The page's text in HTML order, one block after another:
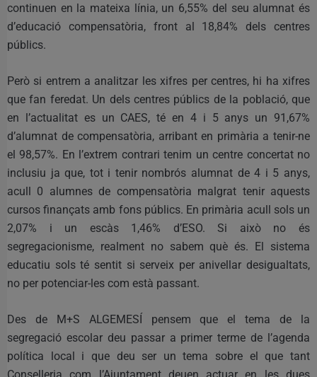
continuen en la mateixa línia, un 6,55% del seu alumnat és
d’educació compensatòria, front al 18,84% dels centres
públics.
Però si entrem a analitzar les xifres per centres, hi ha xifres
que fan feredat. Un dels centres públics de la població, que
en l’actualitat es un CAES, té en 4 i 5 anys un 91,67%
d’alumnat de compensatòria, arribant en primària a tenir-ne
el 98,57%. En l’extrem contrari tenim un centre concertat no
inclusiu ja que, tot i tenir nombrós alumnat de 4 i 5 anys,
acull 0 alumnes de compensatòria malgrat tenir aquests
cursos finançats amb fons públics. En primària acull sols un
2,07% i un escàs 1,46% d’ESO. Si això no és
segregacionisme, realment no sabem què és. El sistema
educatiu sols té sentit si serveix per anivellar desigualtats,
no per potenciar-les com està passant.
Des de M+S ALGEMESÍ pensem que el tema de la
segregació escolar deu passar a primer terme de l’agenda
política local i que deu ser un tema sobre el que tant
Conselleria com l’Ajuntament deuen actuar en les dues